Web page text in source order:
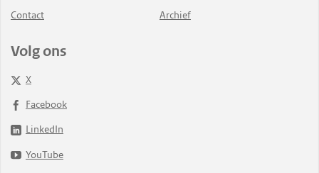
Contact
Archief
Volg ons
X
Facebook
LinkedIn
YouTube